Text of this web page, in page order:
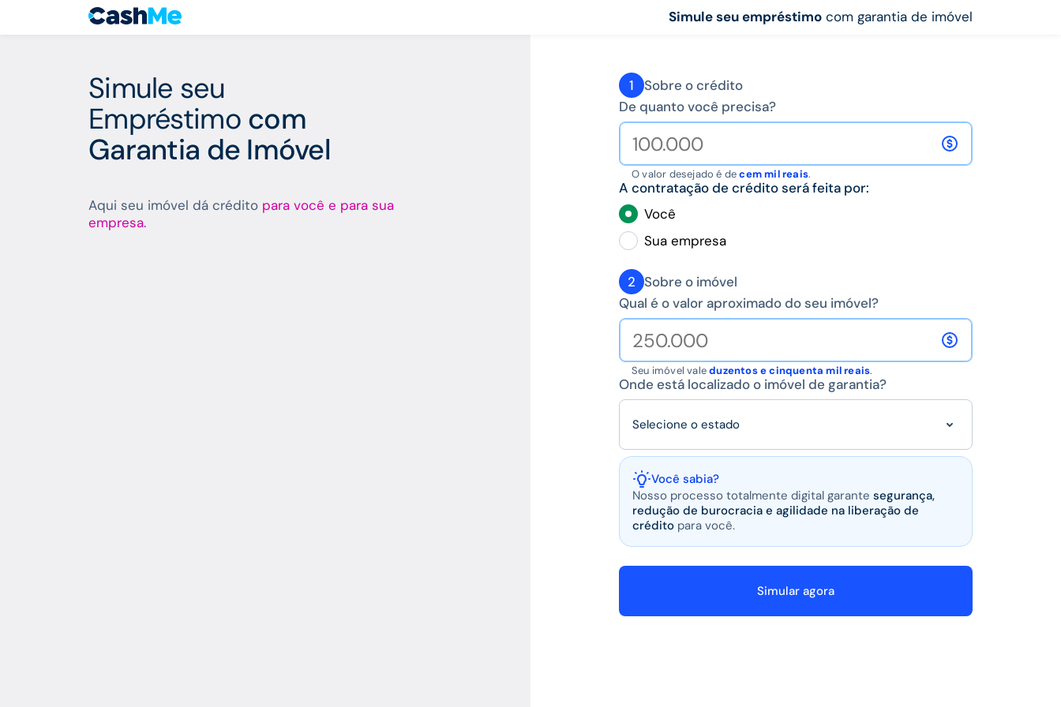
Simule seu empréstimo com garantia de imóvel
Simule seu
Empréstimo com
Garantia de Imóvel
Aqui seu imóvel dá crédito para você e para sua
empresa.
1
Sobre o crédito
De quanto você precisa?
O valor desejado é decem mil reais.
A contratação de crédito será feita por:
Você
Sua empresa
2 Sobre o imóvel
Qual é o valor aproximado do seu imóvel?
Seu imóvel valeduzentos e cinquenta mil reais.
Onde está localizado o imóvel de garantia?
Selecione o estado
Você sabia?
Nosso processo totalmente digital garante segurança,
redução de burocracia e agilidade na liberação de
crédito para você.
Simular agora
Simulação de Empréstimo com Garantia de Imóvel - CashMe